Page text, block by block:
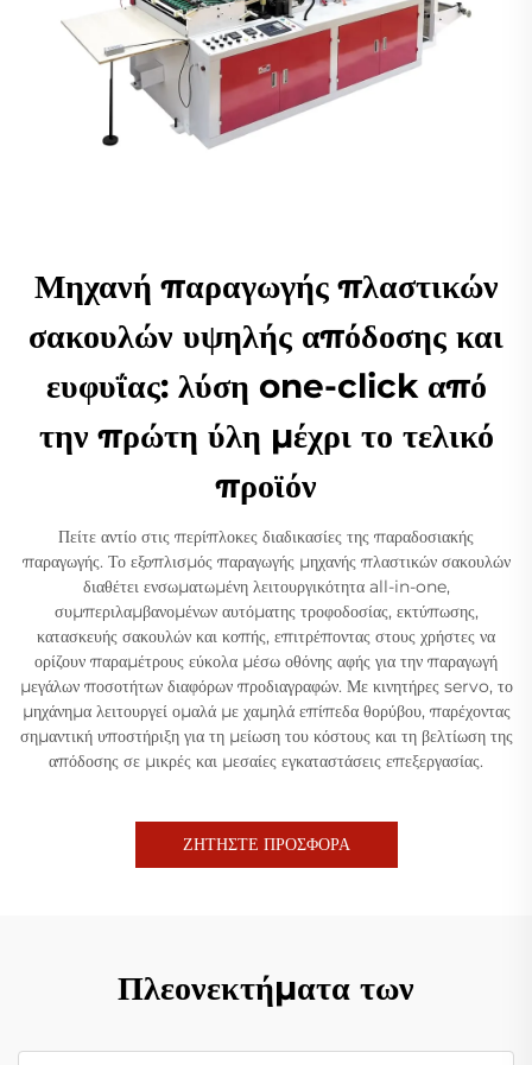
Μηχανή παραγωγής πλαστικών
σακουλών υψηλής απόδοσης και
ευφυΐας: λύση one-click από
την πρώτη ύλη μέχρι το τελικό
προϊόν
Πείτε αντίο στις περίπλοκες διαδικασίες της παραδοσιακής
παραγωγής. Το εξοπλισμός παραγωγής μηχανής πλαστικών σακουλών
διαθέτει ενσωματωμένη λειτουργικότητα all-in-one,
συμπεριλαμβανομένων αυτόματης τροφοδοσίας, εκτύπωσης,
κατασκευής σακουλών και κοπής, επιτρέποντας στους χρήστες να
ορίζουν παραμέτρους εύκολα μέσω οθόνης αφής για την παραγωγή
μεγάλων ποσοτήτων διαφόρων προδιαγραφών. Με κινητήρες servo, το
μηχάνημα λειτουργεί ομαλά με χαμηλά επίπεδα θορύβου, παρέχοντας
σημαντική υποστήριξη για τη μείωση του κόστους και τη βελτίωση της
απόδοσης σε μικρές και μεσαίες εγκαταστάσεις επεξεργασίας.
ΖΗΤΗΣΤΕ ΠΡΟΣΦΟΡΑ
Πλεονεκτήματα των